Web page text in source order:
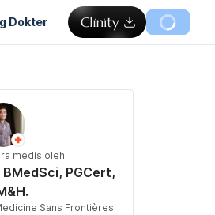
Dokter
medis oleh
PGCert,
Sans Frontières